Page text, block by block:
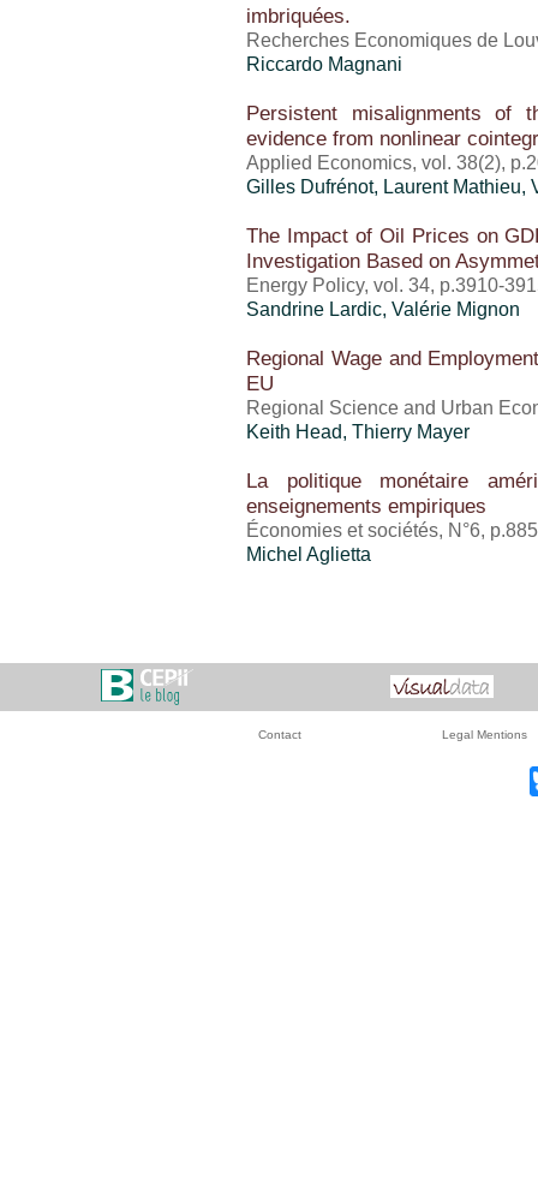
imbriquées.
Recherches Economiques de
Riccardo Magnani
Persistent misalignments of
evidence from nonlinear
Applied Economics, vol. 38(2),
Gilles Dufrénot, Laurent Mathieu,
The Impact of Oil Prices on
Investigation Based on
Energy Policy, vol. 34, p.3910-
Sandrine Lardic, Valérie Mignon
Regional Wage and
EU
Regional Science and Urban
Keith Head, Thierry Mayer
La politique monétaire
enseignements empiriques
Économies et sociétés, N°6,
Michel Aglietta
Contact Legal Mentions